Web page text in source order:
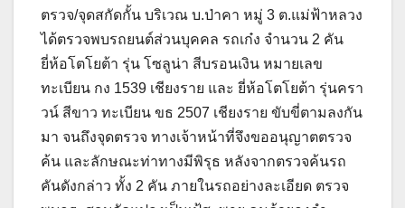
ตรวจ/จุดสกัดกั้น บริเวณ บ.ป่าคา หมู่ 3 ต.แม่ฟ้าหลวง
ได้ตรวจพบรถยนต์ส่วนบุคคล รถเก๋ง จำนวน 2 คัน
ยี่ห้อโตโยต้า รุ่น โซลูน่า สีบรอนเงิน หมายเลข
ทะเบียน กง 1539 เชียงราย และ ยี่ห้อโตโยต้า รุ่นครา
วน์ สีขาว ทะเบียน ขธ 2507 เชียงราย ขับขี่ตามลงกัน
มา จนถึงจุดตรวจ ทางเจ้าหน้าที่จึงขออนุญาตตรวจ
ค้น และลักษณะท่าทางมีพิรุธ หลังจากตรวจค้นรถ
คันดังกล่าว ทั้ง 2 คัน ภายในรถอย่างละเอียด ตรวจ